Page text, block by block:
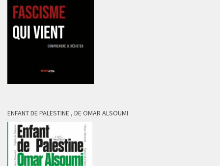
ENFANT DE PALESTINE , DE OMAR ALSOUMI